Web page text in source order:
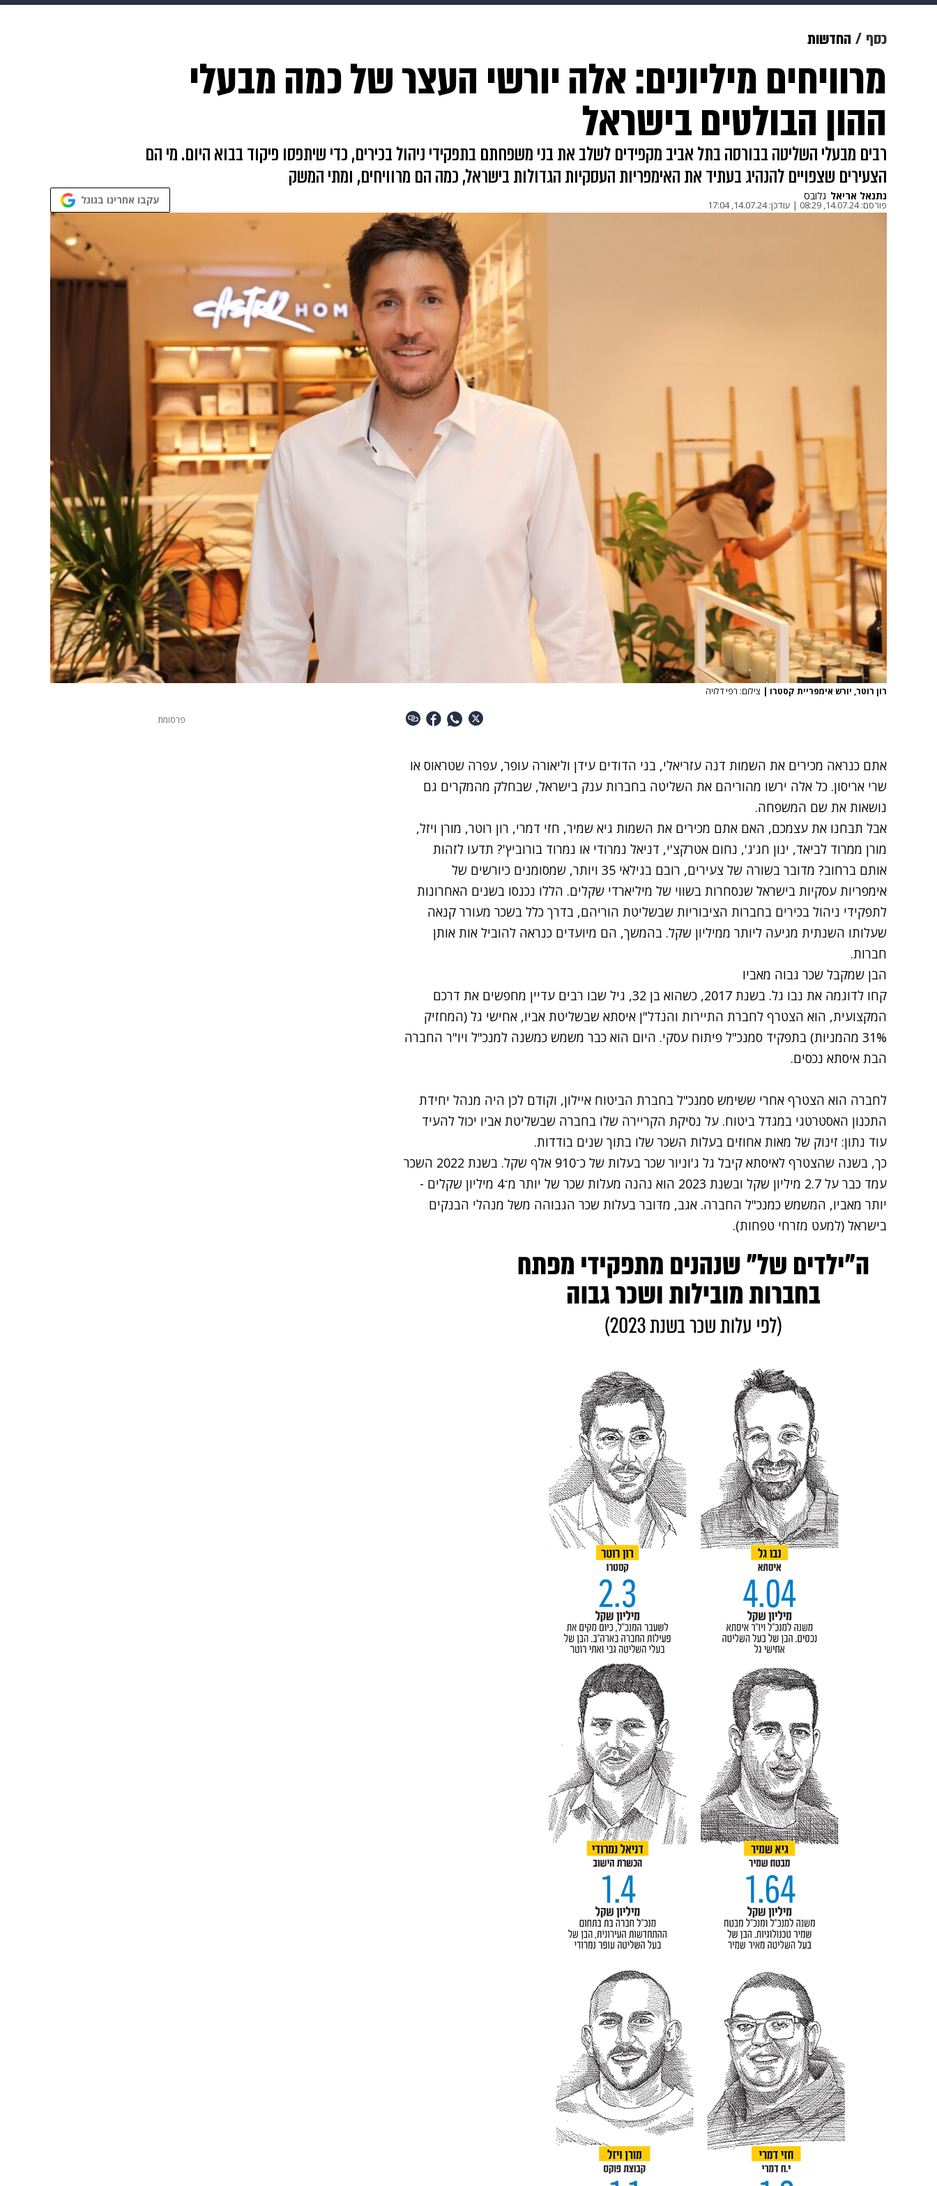
דיגיטל גאווה ויוה משפט תשעה חודשים מתכונים פרויקטים מיוחדים
כסף החדשות
מרוויחים מיליונים: אלה יורשי העצר של כמה מבעלי
ההון הבולטים בישראל
רבים מבעלי השליטה בבורסה בתל אביב מקפידים לשלב את בני משפחתם בתפקידי ניהול בכירים, כדי שיתפסו פיקוד בבוא היום. מי הם
הצעירים שצפויים להנהיג בעתיד את האימפריות העסקיות הגדולות בישראל, כמה הם מרוויחים, ומתי המשק
נתנאל אריאל גלובס
פורסם:14.07.24, 08:29
| עודכן:14.07.24, 17:04 עקבו אחרינו בגוגל
רון רוטר, יורש אימפריית קסטרו | צילום: רפי דלויה
אתם כנראה מכירים את השמות דנה עזריאלי, בני הדודים עידן וליאורה עופר, עפרה שטראוס או
שרי אריסון. כל אלה ירשו מהוריהם את השליטה בחברות ענק בישראל, שבחלק מהמקרים גם
נושאות את שם המשפחה.
אבל תבחנו את עצמכם, האם אתם מכירים את השמות גיא שמיר, חזי דמרי, רון רוטר, מורן ויזל,
מורן ממרוד לביאד, ינון חג'ג', נחום אטרקצ'י, דניאל נמרודי או נמרוד בורוביץ'? תדעו לזהות
אותם ברחוב? מדובר בשורה של צעירים, רובם בגילאי 35 ויותר, שמסומנים כיורשים של
אימפריות עסקיות בישראל שנסחרות בשווי של מיליארדי שקלים. הללו נכנסו בשנים האחרונות
לתפקידי ניהול בכירים בחברות הציבוריות שבשליטת הוריהם, בדרך כלל בשכר מעורר קנאה
שעלותו השנתית מגיעה ליותר ממיליון שקל. בהמשך, הם מיועדים כנראה להוביל אות אותן
חברות.
הבן שמקבל שכר גבוה מאביו
קחו לדוגמה את נבו גל. בשנת 2017, כשהוא בן 32, גיל שבו רבים עדיין מחפשים את דרכם
המקצועית, הוא הצטרף לחברת התיירות והנדל"ן איסתא שבשליטת אביו, אחישי גל (המחזיק
31% מהמניות) בתפקיד סמנכ"ל פיתוח עסקי. היום הוא כבר משמש כמשנה למנכ"ל ויו"ר החברה
הבת איסתא נכסים.
לחברה הוא הצטרף אחרי ששימש סמנכ"ל בחברת הביטוח איילון, וקודם לכן היה מנהל יחידת
התכנון האסטרטגי במגדל ביטוח. על נסיקת הקריירה שלו בחברה שבשליטת אביו יכול להעיד
עוד נתון: זינוק של מאות אחוזים בעלות השכר שלו בתוך שנים בודדות.
כך, בשנה שהצטרף לאיסתא קיבל גל ג'וניור שכר בעלות של כ־910 אלף שקל. בשנת 2022 השכר
עמד כבר על 2.7 מיליון שקל ובשנת 2023 הוא נהנה מעלות שכר של יותר מ־4 מיליון שקלים -
יותר מאביו, המשמש כמנכ"ל החברה. אגב, מדובר בעלות שכר הגבוהה משל מנהלי הבנקים
בישראל (למעט מזרחי טפחות).
פרסומת